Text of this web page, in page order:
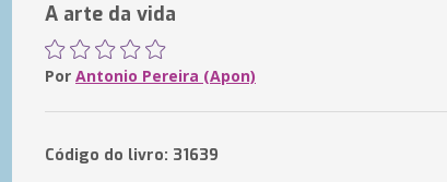
A arte da vida
Por Antonio Pereira (Apon)
Código do livro: 31639